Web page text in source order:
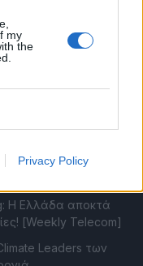
my
the
Privacy Policy
Starlink στην
σε δημόσια
το ένα τρισ.
Η Ελλάδα αποκτά
[Weekly Telecom]
Leaders των